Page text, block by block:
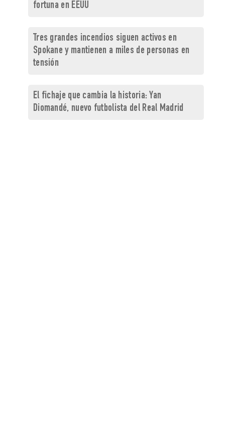
fortuna en EEUU
Tres grandes incendios siguen activos en
Spokane y mantienen a miles de personas en
tensión
El fichaje que cambia la historia: Yan
Diomandé, nuevo futbolista del Real Madrid